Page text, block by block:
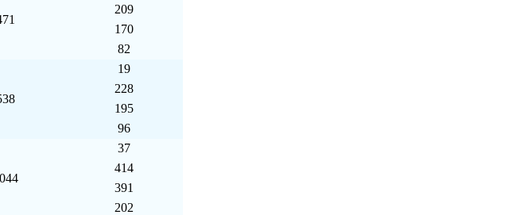
209
170
82
19
228
195
96
37
414
391
202